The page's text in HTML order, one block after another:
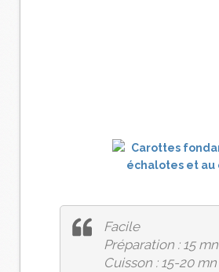
Facile
Préparation : 15 mn
Cuisson : 15-20 mn